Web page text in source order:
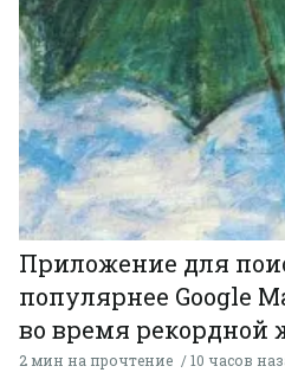
Приложение для
популярнее Google
во время рекордной
2 мин на прочтение 10 часов